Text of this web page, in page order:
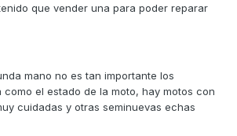
que vender una para poder reparar
mano no es tan importante los
como el estado de la moto, hay motos con
cuidadas y otras seminuevas echas